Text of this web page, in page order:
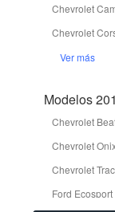
Chevrolet
Chevrolet
Ver más
Modelos
Chevrolet
Chevrolet
Chevrolet
Ford